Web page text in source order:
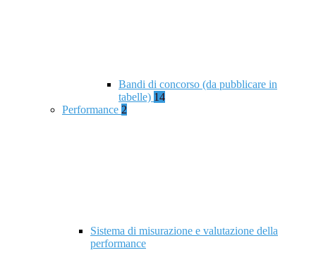
Bandi di concorso (da pubblicare in
tabelle) 14
Performance 2
Sistema di misurazione e valutazione della
performance